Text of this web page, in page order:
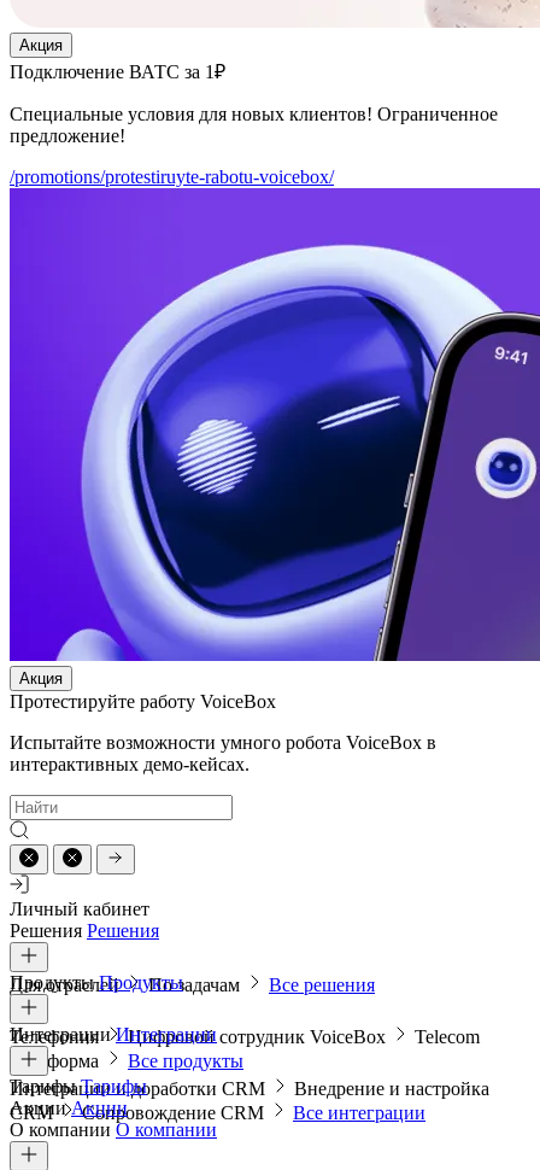
Акция
Подключение ВАТС за 1₽
Специальные условия для новых клиентов! Ограниченное
предложение!
/promotions/protestiruyte-rabotu-voicebox/
Акция
Протестируйте работу VoiceBox
Испытайте возможности умного робота VoiceBox в
интерактивных демо-кейсах.
Личный кабинет
Решения Решения
Для отраслей По задачам Все решения
ПродуктыПродукты
Телефония Цифровой сотрудник VoiceBox
Telecom
платформа
Все продукты
ИнтеграцииИнтеграции
Интеграции и доработки CRM
Внедрение и настройка
CRM
Сопровождение CRM Все интеграции
ТарифыТарифы
АкцииАкции
О компании О компании